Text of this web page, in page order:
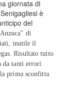
giornata di
è
del
di
inutile il
Risultato tutto
da tanti errori
prima sconfitta